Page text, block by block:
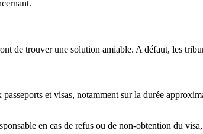
de trouver une solution amiable. A défaut, les
et visas, notamment sur la durée
en cas de refus ou de non-obtention du